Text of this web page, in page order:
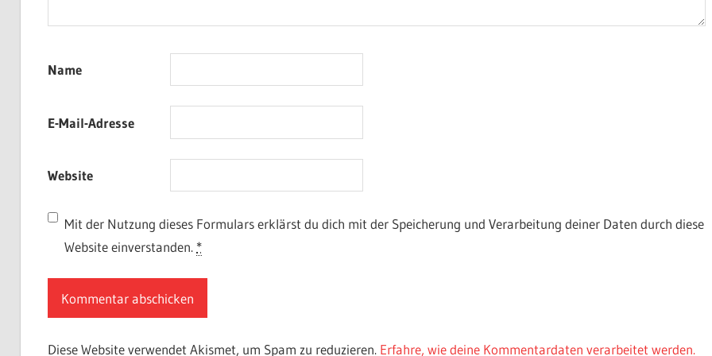
Name
E-Mail-Adresse
Website
Mit der Nutzung dieses Formulars erklärst du dich mit der Speicherung und Verarbeitung deiner Daten durch diese
Website einverstanden. *
Diese Website verwendet Akismet, um Spam zu reduzieren. Erfahre, wie deine Kommentardaten verarbeitet werden.